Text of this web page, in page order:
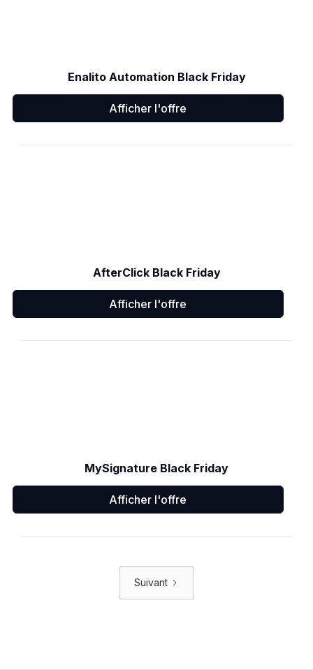
Enalito Automation Black Friday
Afficher l'offre
AfterClick Black Friday
Afficher l'offre
MySignature Black Friday
Afficher l'offre
Suivant